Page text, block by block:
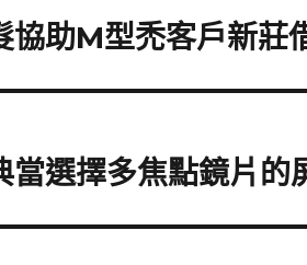
協助M型禿客戶新莊
選擇多焦點鏡片的